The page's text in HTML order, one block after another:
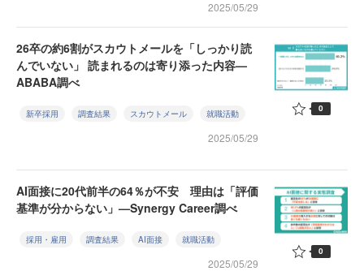
2025/05/29
26卒の約6割がスカウトメールを「しっかり読
んでいない」 読まれるのは寄り添った内容—
ABABA調べ
新卒採用 調査結果 スカウトメール 就職活動
2025/05/29
0
AI面接に20代前半の64％が不安 理由は「評価
基準が分からない」—Synergy Career調べ
採用・雇用 調査結果 AI面接 就職活動
2025/05/29
0